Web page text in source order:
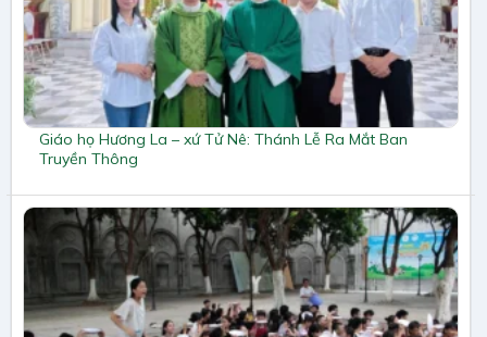
Giáo họ Hương La – xứ Tử Nê: Thánh Lễ Ra Mắt Ban
Truyền Thông